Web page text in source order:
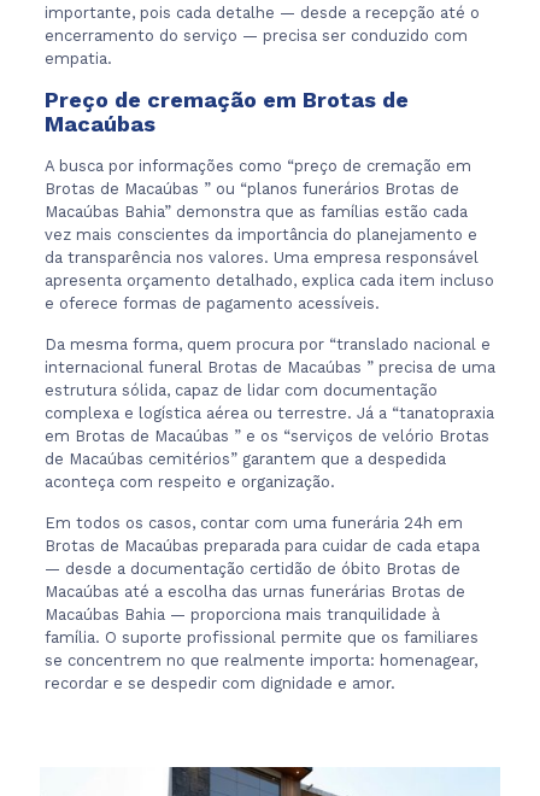
importante, pois cada detalhe — desde a recepção até o
encerramento do serviço — precisa ser conduzido com
empatia.
Preço de cremação em Brotas de
Macaúbas
A busca por informações como “preço de cremação em
Brotas de Macaúbas ” ou “planos funerários Brotas de
Macaúbas Bahia” demonstra que as famílias estão cada
vez mais conscientes da importância do planejamento e
da transparência nos valores. Uma empresa responsável
apresenta orçamento detalhado, explica cada item incluso
e oferece formas de pagamento acessíveis.
Da mesma forma, quem procura por “translado nacional e
internacional funeral Brotas de Macaúbas ” precisa de uma
estrutura sólida, capaz de lidar com documentação
complexa e logística aérea ou terrestre. Já a “tanatopraxia
em Brotas de Macaúbas ” e os “serviços de velório Brotas
de Macaúbas cemitérios” garantem que a despedida
aconteça com respeito e organização.
Em todos os casos, contar com uma funerária 24h em
Brotas de Macaúbas preparada para cuidar de cada etapa
— desde a documentação certidão de óbito Brotas de
Macaúbas até a escolha das urnas funerárias Brotas de
Macaúbas Bahia — proporciona mais tranquilidade à
família. O suporte profissional permite que os familiares
se concentrem no que realmente importa: homenagear,
recordar e se despedir com dignidade e amor.